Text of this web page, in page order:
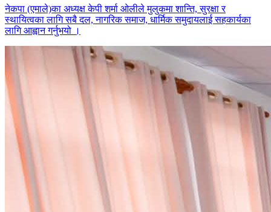
नेकपा (एमाले)का अध्यक्ष केपी शर्मा ओलीले मुलुकमा शान्ति, सुरक्षा र
स्थायित्वका लागि सबै दल, नागरिक समाज, धार्मिक समुदायलाई सहकार्यका
लागि आह्वान गर्नुभयो ।